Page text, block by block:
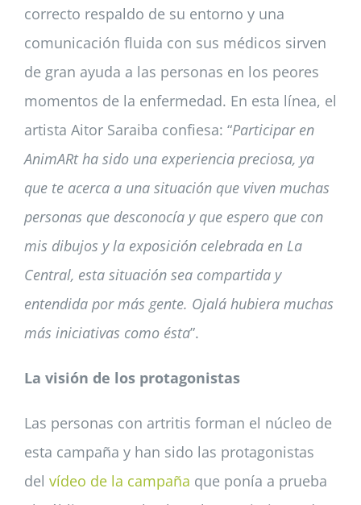
correcto respaldo de su entorno y una
comunicación fluida con sus médicos sirven
de gran ayuda a las personas en los peores
momentos de la enfermedad. En esta línea, el
artista Aitor Saraiba confiesa: “Participar en
AnimARt ha sido una experiencia preciosa, ya
que te acerca a una situación que viven muchas
personas que desconocía y que espero que con
mis dibujos y la exposición celebrada en La
Central, esta situación sea compartida y
entendida por más gente. Ojalá hubiera muchas
más iniciativas como ésta”.
La visión de los protagonistas
Las personas con artritis forman el núcleo de
esta campaña y han sido las protagonistas
del vídeo de la campaña que ponía a prueba